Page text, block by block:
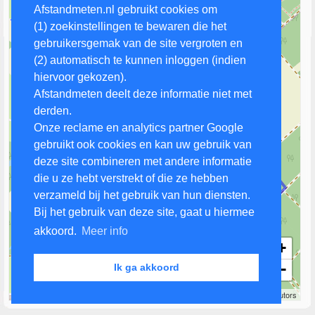
Afstandmeten.nl gebruikt cookies om
(1) zoekinstellingen te bewaren die het
gebruikersgemak van de site vergroten en
(2) automatisch te kunnen inloggen (indien
hiervoor gekozen).
Afstandmeten deelt deze informatie niet met
derden.
Onze reclame en analytics partner Google
gebruikt ook cookies en kan uw gebruik van
deze site combineren met andere informatie
die u ze hebt verstrekt of die ze hebben
verzameld bij het gebruik van hun diensten.
Bij het gebruik van deze site, gaat u hiermee
akkoord. Meer info
Ik ga akkoord
+
−
contributors